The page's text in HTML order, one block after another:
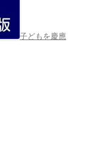
子どもを慶應